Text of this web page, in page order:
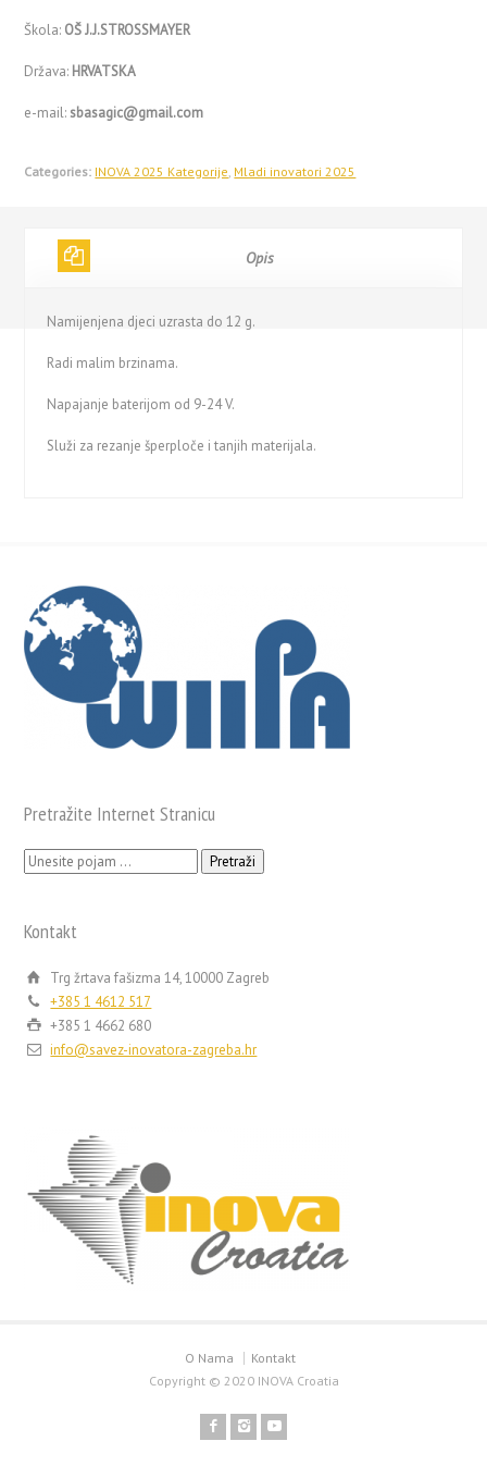
Škola: OŠ J.J.STROSSMAYER
Država: HRVATSKA
e-mail: sbasagic@gmail.com
Categories: INOVA 2025 Kategorije, Mladi inovatori 2025
Opis
Namijenjena djeci uzrasta do 12 g.
Radi malim brzinama.
Napajanje baterijom od 9-24 V.
Služi za rezanje šperploče i tanjih materijala.
Pretražite Internet Stranicu
Pretraži:
Kontakt
Trg žrtava fašizma 14, 10000 Zagreb
+385 1 4612 517
+385 1 4662 680
info@savez-inovatora-zagreba.hr
O Nama
Kontakt
Copyright © 2020 INOVA Croatia